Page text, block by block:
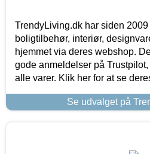
TrendyLiving.dk har siden
boligtilbehør, interiør,
hjemmet via deres webshop.
gode anmeldelser på
alle varer. Klik her for at se
Se udvalget på